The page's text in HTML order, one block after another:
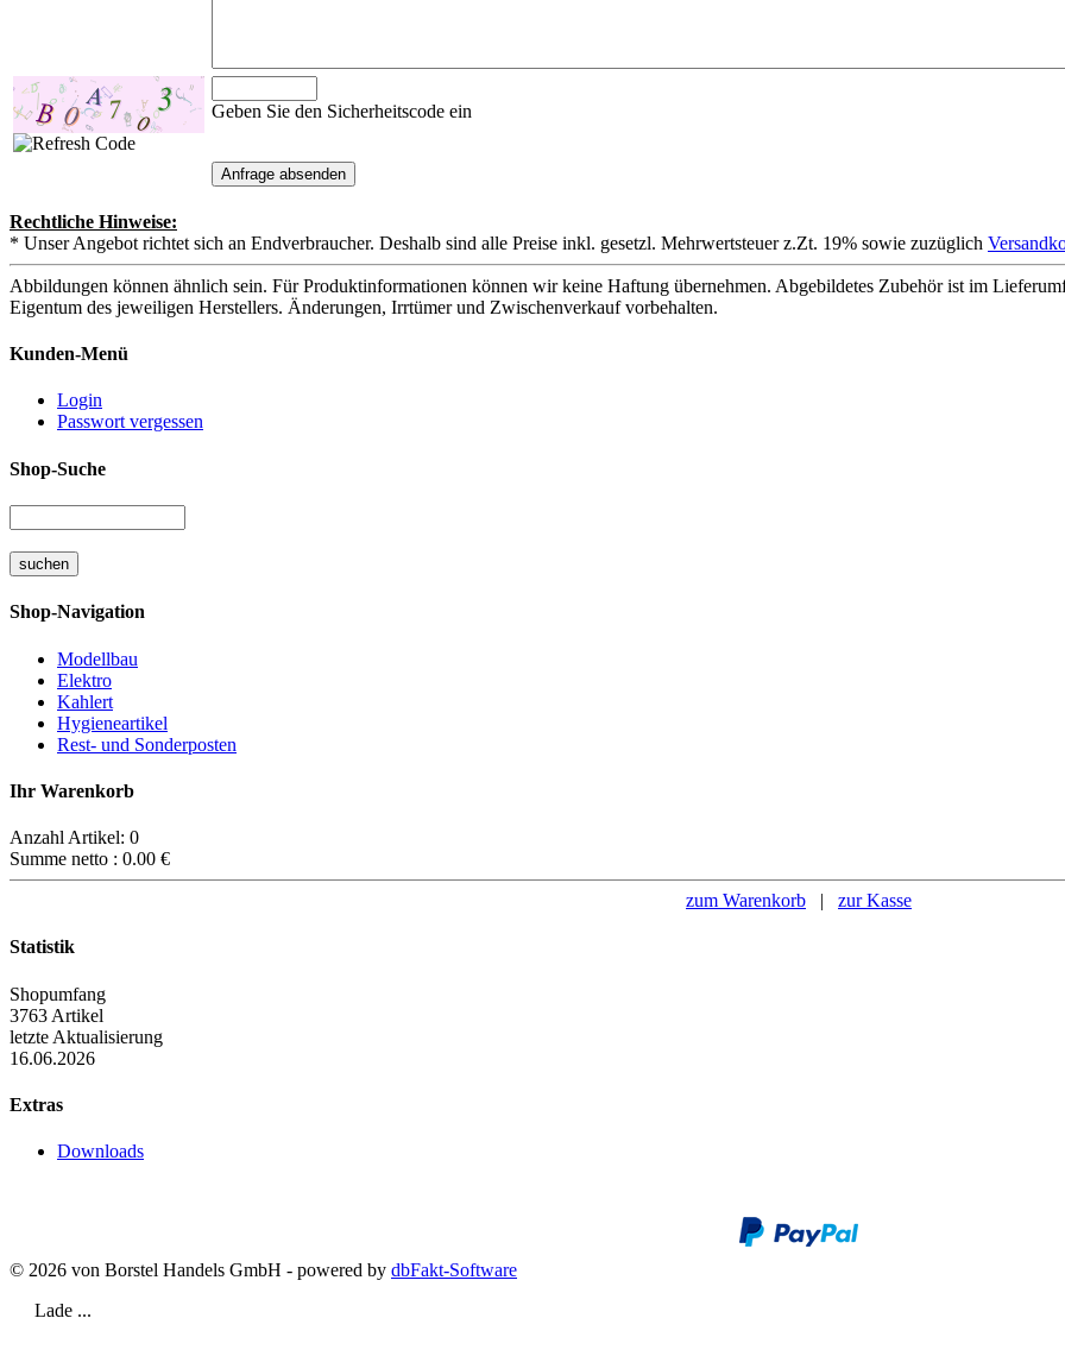
Geben Sie den Sicherheitscode ein
Rechtliche Hinweise:
* Unser Angebot richtet sich an Endverbraucher. Deshalb sind alle Preise inkl. gesetzl. Mehrwertsteuer z.Zt. 19% sowie zuzüglich
Abbildungen können ähnlich sein. Für Produktinformationen können wir keine Haftung übernehmen. Abgebildetes Zubehör ist im
Eigentum des jeweiligen Herstellers. Änderungen, Irrtümer und Zwischenverkauf vorbehalten.
Kunden-Menü
Login
Passwort vergessen
Shop-Suche
Shop-Navigation
Modellbau
Elektro
Kahlert
Hygieneartikel
Rest- und Sonderposten
Ihr Warenkorb
Anzahl Artikel: 0
Summe netto : 0.00 €
zum Warenkorb | zur Kasse
Statistik
Shopumfang
3763 Artikel
letzte Aktualisierung
16.06.2026
Extras
Downloads
© 2026 von Borstel Handels GmbH - powered by dbFakt-Software
Lade ...